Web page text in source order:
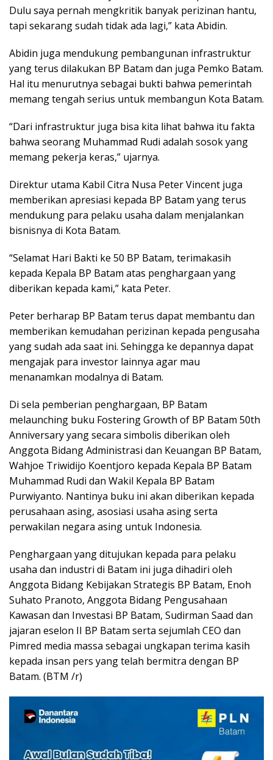
Dulu saya pernah mengkritik banyak perizinan hantu,
tapi sekarang sudah tidak ada lagi,” kata Abidin.
Abidin juga mendukung pembangunan infrastruktur
yang terus dilakukan BP Batam dan juga Pemko Batam.
Hal itu menurutnya sebagai bukti bahwa pemerintah
memang tengah serius untuk membangun Kota Batam.
“Dari infrastruktur juga bisa kita lihat bahwa itu fakta
bahwa seorang Muhammad Rudi adalah sosok yang
memang pekerja keras,” ujarnya.
Direktur utama Kabil Citra Nusa Peter Vincent juga
memberikan apresiasi kepada BP Batam yang terus
mendukung para pelaku usaha dalam menjalankan
bisnisnya di Kota Batam.
“Selamat Hari Bakti ke 50 BP Batam, terimakasih
kepada Kepala BP Batam atas penghargaan yang
diberikan kepada kami,” kata Peter.
Peter berharap BP Batam terus dapat membantu dan
memberikan kemudahan perizinan kepada pengusaha
yang sudah ada saat ini. Sehingga ke depannya dapat
mengajak para investor lainnya agar mau
menanamkan modalnya di Batam.
Di sela pemberian penghargaan, BP Batam
melaunching buku Fostering Growth of BP Batam 50th
Anniversary yang secara simbolis diberikan oleh
Anggota Bidang Administrasi dan Keuangan BP Batam,
Wahjoe Triwidijo Koentjoro kepada Kepala BP Batam
Muhammad Rudi dan Wakil Kepala BP Batam
Purwiyanto. Nantinya buku ini akan diberikan kepada
perusahaan asing, asosiasi usaha asing serta
perwakilan negara asing untuk Indonesia.
Penghargaan yang ditujukan kepada para pelaku
usaha dan industri di Batam ini juga dihadiri oleh
Anggota Bidang Kebijakan Strategis BP Batam, Enoh
Suhato Pranoto, Anggota Bidang Pengusahaan
Kawasan dan Investasi BP Batam, Sudirman Saad dan
jajaran eselon II BP Batam serta sejumlah CEO dan
Pimred media massa sebagai ungkapan terima kasih
kepada insan pers yang telah bermitra dengan BP
Batam. (BTM /r)